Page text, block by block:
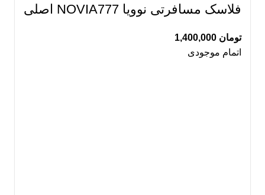
فلاسک مسافرتی نوویا NOVIA777 اصلی
تومان
اتمام موجودی